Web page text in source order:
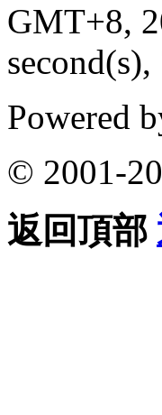
GMT+8,
Powered
© 2001-
返回頂部